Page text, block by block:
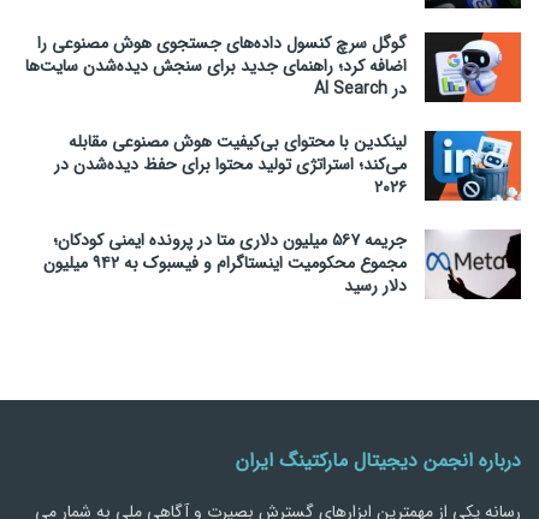
گوگل سرچ کنسول داده‌های جستجوی هوش مصنوعی را
اضافه کرد؛ راهنمای جدید برای سنجش دیده‌شدن سایت‌ها
در AI Search
لینکدین با محتوای بی‌کیفیت هوش مصنوعی مقابله
می‌کند؛ استراتژی تولید محتوا برای حفظ دیده‌شدن در
۲۰۲۶
جریمه ۵۶۷ میلیون دلاری متا در پرونده ایمنی کودکان؛
مجموع محکومیت اینستاگرام و فیسبوک به ۹۴۲ میلیون
دلار رسید
درباره انجمن دیجیتال مارکتینگ ایران
رسانه يكي از مهمترین ابزارهاي گسترش بصیرت و آگاهی ملی به شمار می